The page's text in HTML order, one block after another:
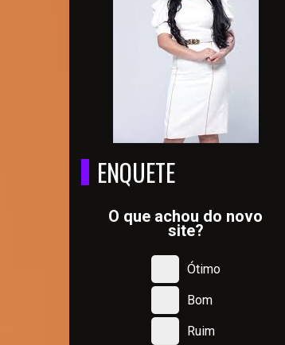
ENQUETE
O que achou do novo
site?
Ótimo
Bom
Ruim